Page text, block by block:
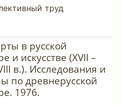
труд
в русской
и искусстве (XVII –
в.). Исследования и
по древнерусской
1976.